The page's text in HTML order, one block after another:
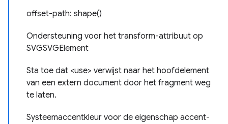
offset-path: shape()
Ondersteuning voor het transform-attribuut op
SVGSVGElement
Sta toe dat <use> verwijst naar het hoofdelement
van een extern document door het fragment weg
te laten.
Systeemaccentkleur voor de eigenschap accent-